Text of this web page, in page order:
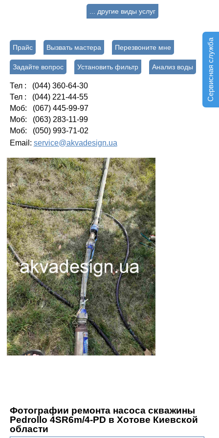
Сервисная служба
... другие виды услуг
Прайс Вызвать мастера Перезвоните мне
Задайте вопрос Установить фильтр Анализ воды
Тел : (044) 360-64-30
Тел : (044) 221-44-55
Моб: (067) 445-99-97
Моб: (063) 283-11-99
Моб: (050) 993-71-02
Email: service@akvadesign.ua
Фотографии ремонта насоса скважины
Pedrollo 4SR6m/4-PD в Хотове Киевской
области